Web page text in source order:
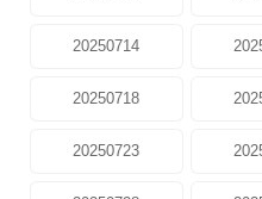
20250714
20250718
20250723